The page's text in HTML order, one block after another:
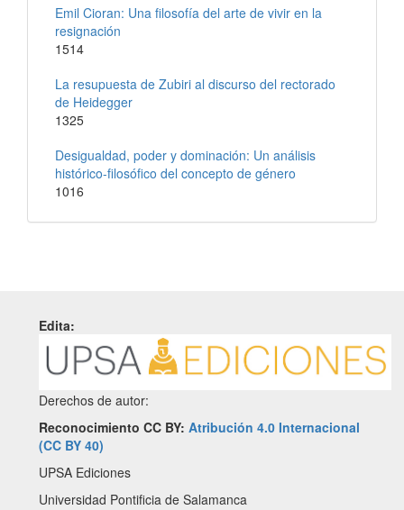
Emil Cioran: Una filosofía del arte de vivir en la
resignación
1514
La resupuesta de Zubiri al discurso del rectorado
de Heidegger
1325
Desigualdad, poder y dominación: Un análisis
histórico-filosófico del concepto de género
1016
Edita:
Derechos de autor:
Reconocimiento CC BY: Atribución 4.0 Internacional
(CC BY 40)
UPSA Ediciones
Universidad Pontificia de Salamanca